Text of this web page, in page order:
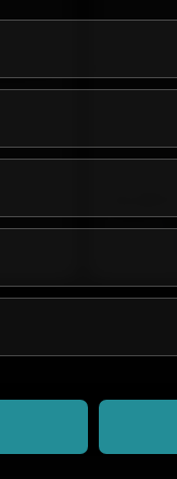
Bestand